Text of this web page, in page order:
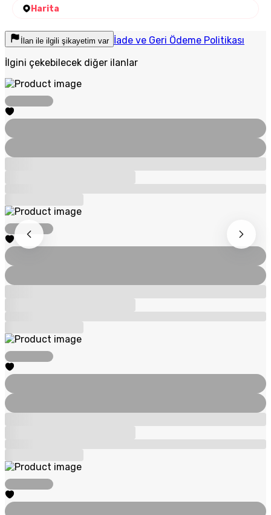
Harita
İlan ile ilgili şikayetim var İade ve Geri Ödeme Politikası
İlgini çekebilecek diğer ilanlar